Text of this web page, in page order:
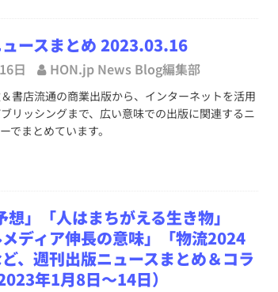
ースまとめ 2023.03.16
日 HON.jp News Blog編集部
書店流通の商業出版から、インターネットを活用
リッシングまで、広い意味での出版に関連するニ
でまとめています。
想」「人はまちがえる生き物」
メディア伸長の意味」「物流2024
、週刊出版ニュースまとめ＆コラ
年1月8日～14日）